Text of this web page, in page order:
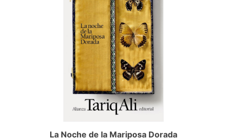
La Noche de la Mariposa Dorada